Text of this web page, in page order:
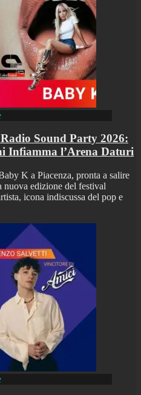
Sound Party 2026:
Infiamma l’Arena Daturi
K a Piacenza, pronta a salire
nuova edizione del festival
icona indiscussa del pop e